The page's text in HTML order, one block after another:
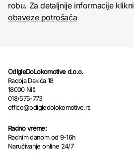
robu. Za detaljnije informacije
obaveze potrošača
OdIgleDoLokomotive d.o.o.
Radoja Dakića 18
18000 Niš
018/575-773
office@odigledolokomotive.rs
Radno vreme:
Radnim danom od 9-16h
Naručivanje online 24/7